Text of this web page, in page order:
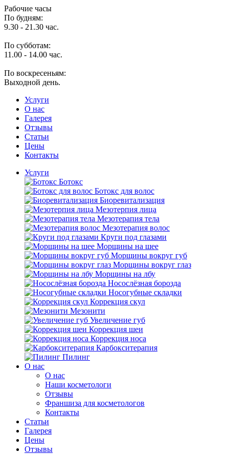
Рабочие часы
По будням:
9.30 - 21.30 час.
По субботам:
11.00 - 14.00 час.
По воскресеньям:
Выходной день.
Услуги
O нас
Галерея
Отзывы
Статьи
Цены
Контакты
Услуги
Ботокс
Ботокс для волос
Биоревитализация
Мезотерпия лица
Мезотерапия тела
Мезотерапия волос
Круги под глазами
Морщины на шее
Морщины вокруг губ
Морщины вокруг глаз
Морщины на лбу
Носослёзная борозда
Носогубные складки
Коррекция скул
Мезонити
Увеличение губ
Коррекция шеи
Коррекция носа
Карбокситерапия
Пилинг
O нас
O нас
Наши косметологи
Отзывы
Франшиза для косметологов
Контакты
Статьи
Галерея
Цены
Отзывы